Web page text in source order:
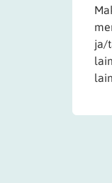
ja/